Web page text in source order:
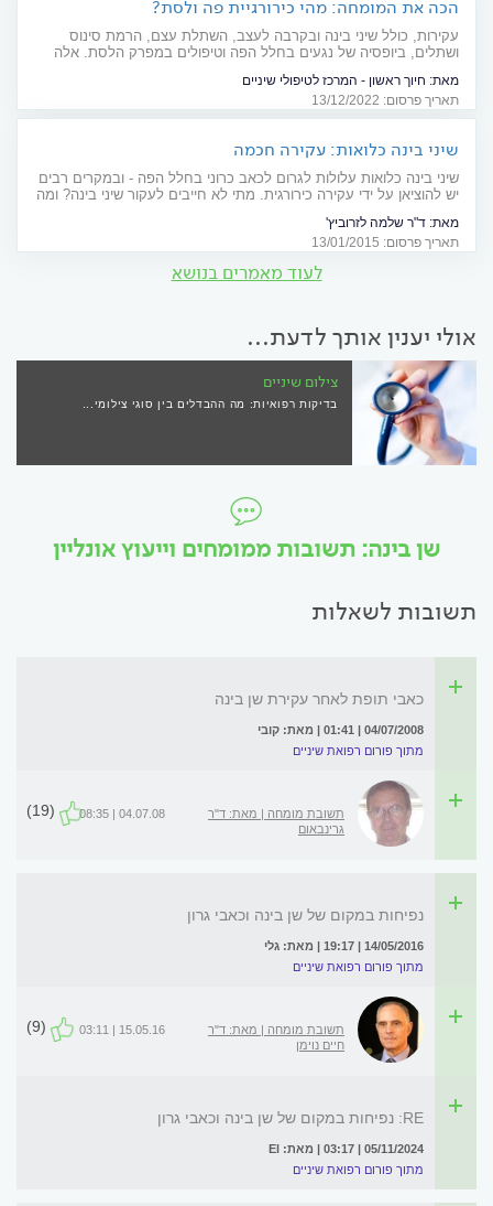
הכה את המומחה: מהי כירורגיית פה ולסת?
עקירות, כולל שיני בינה ובקרבה לעצב, השתלת עצם, הרמת סינוס
ושתלים, ביופסיה של נגעים בחלל הפה וטיפולים במפרק הלסת. אלה
כירורג פה ולסת ממרפאת "חיוך ראשון", מרחיב על התחום ועל
המיומנות והמקצועיות הנדרשות בו
מאת: חיוך ראשון - המרכז לטיפולי שיניים
תאריך פרסום: 13/12/2022
שיני בינה כלואות: עקירה חכמה
שיני בינה כלואות עלולות לגרום לכאב כרוני בחלל הפה - ובמקרים רבים
יש להוציאן על ידי עקירה כירורגית. מתי לא חייבים לעקור שיני בינה? ומה
מאת: ד"ר שלמה לזרוביץ'
תאריך פרסום: 13/01/2015
לעוד מאמרים בנושא
אולי יענין אותך לדעת...
צילום שיניים
בדיקות רפואיות: מה ההבדלים בין סוגי צילומי...
שן בינה: תשובות ממומחים וייעוץ אונליין
תשובות לשאלות
כאבי תופת לאחר עקירת שן בינה
04/07/2008 | 01:41 | מאת: קובי
מתוך פורום רפואת שיניים
תשובת מומחה | מאת: ד"ר
גרינבאום
04.07.08 | 08:35
(19)
נפיחות במקום של שן בינה וכאבי גרון
14/05/2016 | 19:17 | מאת: גלי
מתוך פורום רפואת שיניים
תשובת מומחה | מאת: ד"ר
חיים נוימן
15.05.16 | 03:11
(9)
RE: נפיחות במקום של שן בינה וכאבי גרון
05/11/2024 | 03:17 | מאת: El
מתוך פורום רפואת שיניים